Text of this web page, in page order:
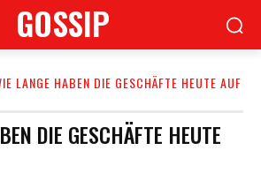
GOSSIP
LANGE HABEN DIE GESCHÄFTE HEUTE AUF
DIE GESCHÄFTE HEUTE